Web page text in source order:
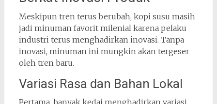
Meskipun tren terus berubah, kopi susu masih
jadi minuman favorit milenial karena pelaku
industri terus menghadirkan inovasi. Tanpa
inovasi, minuman ini mungkin akan tergeser
oleh tren baru.
Variasi Rasa dan Bahan Lokal